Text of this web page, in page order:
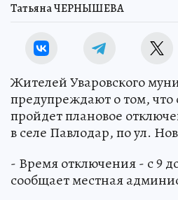
Татьяна ЧЕРНЫШЕВА
Жителей Уваровского
предупреждают о том, что
пройдет плановое
в селе Павлодар, по ул.
- Время отключения - с 9
сообщает местная